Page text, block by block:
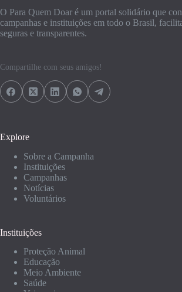
O Para Quem Doar é um portal solidário que
campanhas e instituições em todo o Brasil,
seguras e transparentes.
Compartilhe com seus amigos!
Explore
Sobre a Campanha
Instituições
Campanhas
Notícias
Voluntários
Instituições
Proteção Animal
Educação
Meio Ambiente
Saúde